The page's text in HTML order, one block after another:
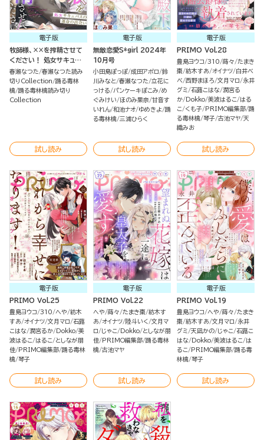
電子版
牧師様、××を搾精させて
ください！ 処女サキュバス
の運命の出会い（単話版）
春瀬なつた 春瀬なつた読み
切りCollection 踊る毒林
檎 踊る毒林檎読み切り
Collection
試し読み
電子版
無敵恋愛S*girl 2024年
10月号
小田島ぽっぽ 成田アポロ 鈴
川みなと 春瀬なつた 立花に
っける
パンケーキぽこみ め
ぐみけい
ほのみ果奈 甘音す
いれん 和池ナオ ゆめきよ 踊
る毒林檎 三浦ひらく
試し読み
電子版
PRIMO Vol.28
豊島ヨウコ 310 蒔々 たまき
棗 紡木すあ オイナツ 白井べ
べ 西野まほろ 文月マロ
永井
グミ 石蕗こはな 潤宮る
か
Dokko 美波はるこ
はる
こ
くも子 PRIMO編集部 踊
る毒林檎 琴子 古池マヤ 天
織みお
試し読み
電子版
PRIMO Vol.25
豊島ヨウコ 310 へや 紡木
すあ オイナツ 文月マロ 石蕗
こはな 潤宮るか Dokko 美
波はるこ
はるこ
としなが朋
佳
PRIMO編集部 踊る毒林
檎 琴子
試し読み
電子版
PRIMO Vol.22
へや 蒔々 たまき棗 紡木す
あ オイナツ 陸斗いく 文月マ
ロ
じゃこ Dokko としなが朋
佳
PRIMO編集部 踊る毒林
檎 古池マヤ
試し読み
電子版
PRIMO Vol.19
豊島ヨウコ へや 蒔々 たまき
棗 紡木すあ 文月マロ
永井
グミ 天凪かの じゃこ 石蕗こ
はな
Dokko 美波はるこ
は
るこ
PRIMO編集部 踊る毒
林檎 琴子
試し読み